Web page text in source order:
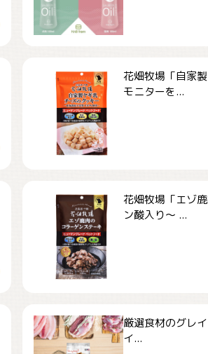
花畑牧場「自家
モニターを...
花畑牧場「エゾ
ン酸入り～ ...
厳選食材のグレ
イ...